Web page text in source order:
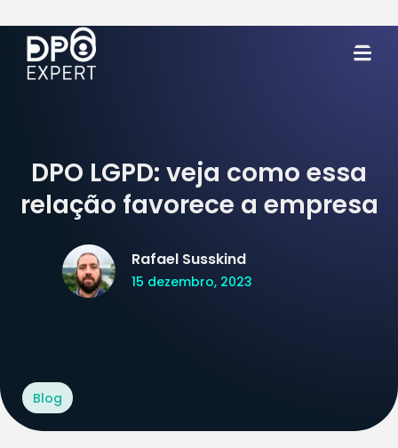
DPO LGPD: veja como essa
relação favorece a empresa
Rafael Susskind
15 dezembro, 2023
Blog